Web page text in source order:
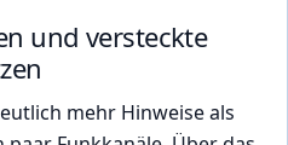
und versteckte
mehr Hinweise als